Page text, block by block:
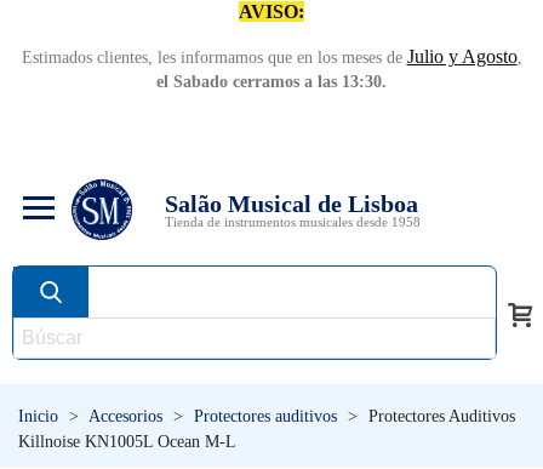
AVISO:
Estimados clientes, les informamos que en los meses de Julio y Agosto,
el Sabado cerramos a las 13:30.
Salão Musical de Lisboa
Tienda de instrumentos musicales desde 1958
Inicio > Accesorios > Protectores auditivos >
Protectores Auditivos
Killnoise KN1005L Ocean M-L